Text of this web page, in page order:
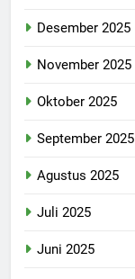
Desember 2025
November 2025
Oktober 2025
September 2025
Agustus 2025
Juli 2025
Juni 2025